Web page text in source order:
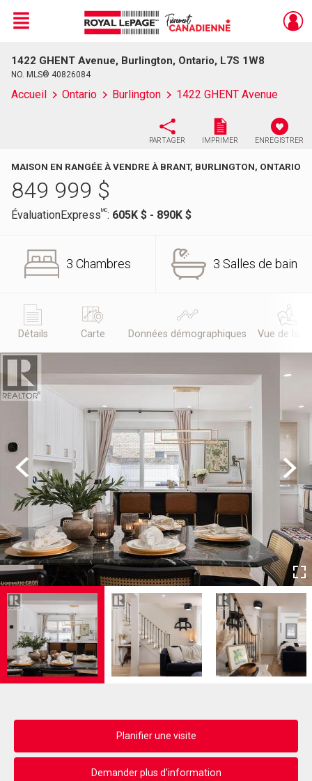
Live
En Direct
Menu
1422 GHENT Avenue, Burlington, Ontario, L7S 1W8
NO. MLS® 40826084
Accueil Ontario Burlington 1422 GHENT Avenue
PARTAGER IMPRIMER ENREGISTRER
MAISON EN RANGÉE À VENDRE À BRANT, BURLINGTON, ONTARIO
849 999 $
ÉvaluationExpressMC: 605K $ - 890K $
3 Chambres 3 Salles de bain
Détails Carte Données démographiques Vue de la
Previous Next
Planifier une visite
Demander plus d'information